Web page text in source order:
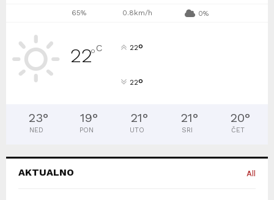
65% 0.8km/h 0%
22°C 22°
22°
23°
NED
19°
PON
21°
UTO
21°
SRI
20°
ČET
AKTUALNO All